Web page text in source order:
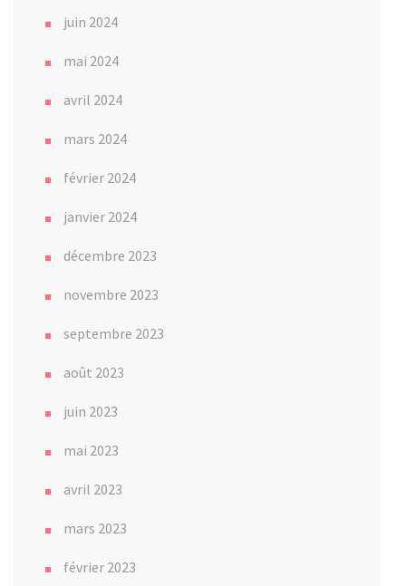
juin 2024
mai 2024
avril 2024
mars 2024
février 2024
janvier 2024
décembre 2023
novembre 2023
septembre 2023
août 2023
juin 2023
mai 2023
avril 2023
mars 2023
février 2023